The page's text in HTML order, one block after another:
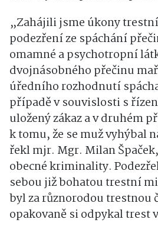
„Zahájili jsme úkony
podezření ze spáchání
omamné a psychotropní
dvojnásobného přečinu
úředního rozhodnutí
případě v souvislosti s
uložený zákaz a v druhém
k tomu, že se muž vyhýbal
řekl mjr. Mgr. Milan
obecné kriminality.
sebou již bohatou trestní
byl za různorodou trestnou
opakovaně si odpykal trest